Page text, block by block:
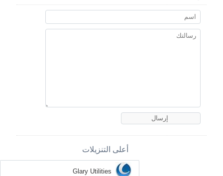
أعلى التنزيلات
Glary Utilities